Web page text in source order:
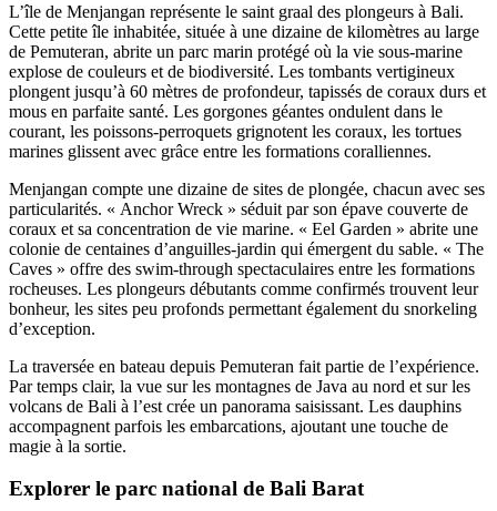
L’île de Menjangan représente le saint graal des plongeurs à Bali.
Cette petite île inhabitée, située à une dizaine de kilomètres au large
de Pemuteran, abrite un parc marin protégé où la vie sous-marine
explose de couleurs et de biodiversité. Les tombants vertigineux
plongent jusqu’à 60 mètres de profondeur, tapissés de coraux durs et
mous en parfaite santé. Les gorgones géantes ondulent dans le
courant, les poissons-perroquets grignotent les coraux, les tortues
marines glissent avec grâce entre les formations coralliennes.
Menjangan compte une dizaine de sites de plongée, chacun avec ses
particularités. « Anchor Wreck » séduit par son épave couverte de
coraux et sa concentration de vie marine. « Eel Garden » abrite une
colonie de centaines d’anguilles-jardin qui émergent du sable. « The
Caves » offre des swim-through spectaculaires entre les formations
rocheuses. Les plongeurs débutants comme confirmés trouvent leur
bonheur, les sites peu profonds permettant également du snorkeling
d’exception.
La traversée en bateau depuis Pemuteran fait partie de l’expérience.
Par temps clair, la vue sur les montagnes de Java au nord et sur les
volcans de Bali à l’est crée un panorama saisissant. Les dauphins
accompagnent parfois les embarcations, ajoutant une touche de
magie à la sortie.
Explorer le parc national de Bali Barat